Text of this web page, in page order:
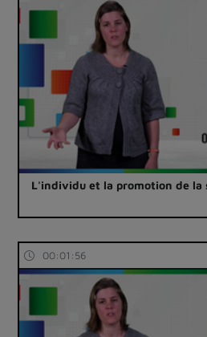
L'individu et la promotion de la
00:01:56